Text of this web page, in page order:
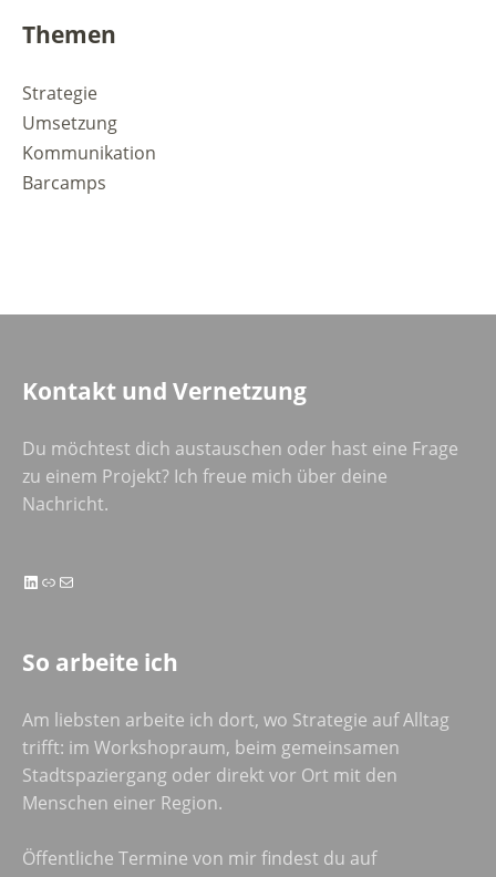
Themen
Strategie
Umsetzung
Kommunikation
Barcamps
Kontakt und Vernetzung
Du möchtest dich austauschen oder hast eine Frage
zu einem Projekt? Ich freue mich über deine
Nachricht.
LinkedIn
LinkE-Mail
So arbeite ich
Am liebsten arbeite ich dort, wo Strategie auf Alltag
trifft: im Workshopraum, beim gemeinsamen
Stadtspaziergang oder direkt vor Ort mit den
Menschen einer Region.
Öffentliche Termine von mir findest du auf